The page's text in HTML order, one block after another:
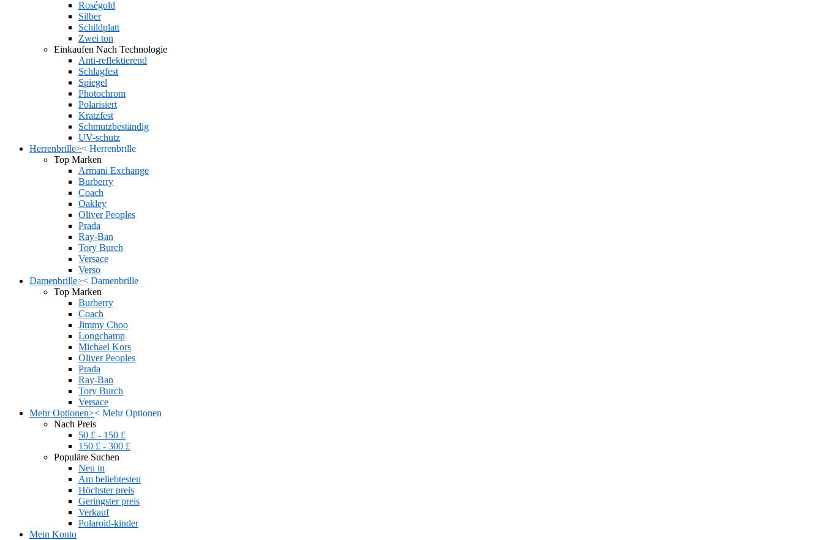
Roségold
Silber
Schildplatt
Zwei ton
Einkaufen Nach Technologie
Anti-reflektierend
Schlagfest
Spiegel
Photochrom
Polarisiert
Kratzfest
Schmutzbeständig
UV-schutz
Herrenbrille>< Herrenbrille
Top Marken
Armani Exchange
Burberry
Coach
Oakley
Oliver Peoples
Prada
Ray-Ban
Tory Burch
Versace
Verso
Damenbrille>< Damenbrille
Top Marken
Burberry
Coach
Jimmy Choo
Longchamp
Michael Kors
Oliver Peoples
Prada
Ray-Ban
Tory Burch
Versace
Mehr Optionen>< Mehr Optionen
Nach Preis
50 £ - 150 £
150 £ - 300 £
Populäre Suchen
Neu in
Am beliebtesten
Höchster preis
Geringster preis
Verkauf
Polaroid-kinder
Mein Konto